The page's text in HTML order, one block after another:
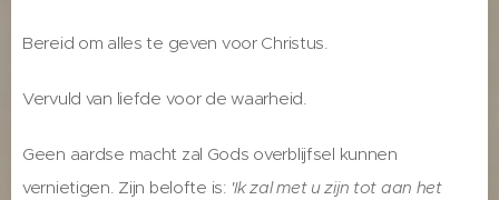
Bereid om alles te geven voor Christus.
Vervuld van liefde voor de waarheid.
Geen aardse macht zal Gods overblijfsel kunnen
vernietigen. Zijn belofte is: 'Ik zal met u zijn tot aan het